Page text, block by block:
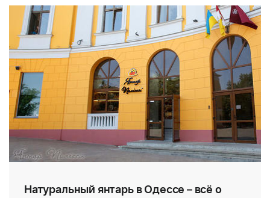
Натуральный янтарь в Одессе – всё о